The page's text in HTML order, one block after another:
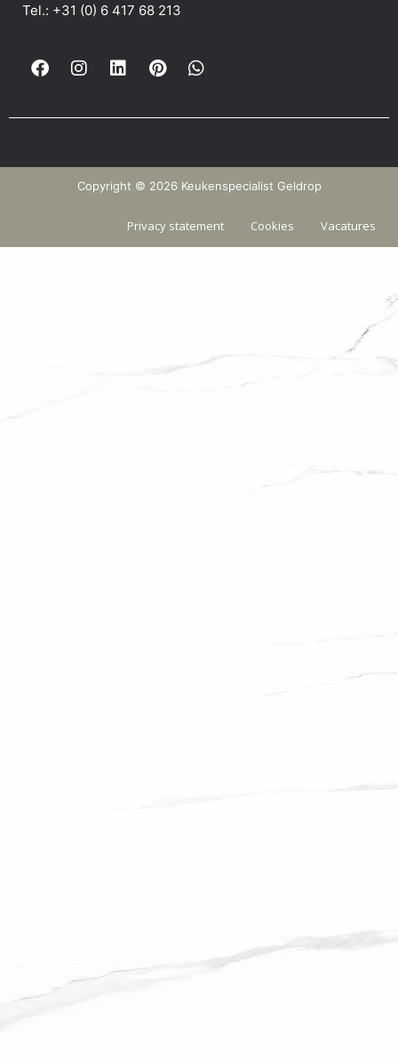
Tel.: +31 (0) 6 417 68 213
Copyright © 2026 Keukenspecialist Geldrop
Privacy statement Cookies Vacatures